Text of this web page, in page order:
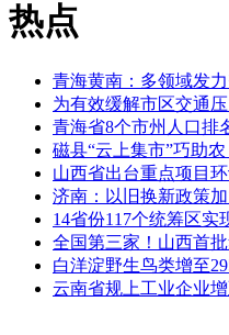
热点
青海黄南：多领域发
为有效缓解市区交通
青海省8个市州人口排
磁县“云上集市”巧助
山西省出台重点项目
济南：以旧换新政策
14省份117个统筹区实
全国第三家！山西首
白洋淀野生鸟类增至
云南省规上工业企业